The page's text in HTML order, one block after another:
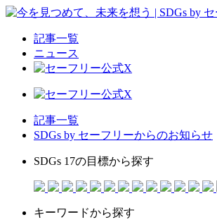
記事一覧
ニュース
記事一覧
SDGs by セーフリーからのお知らせ
SDGs 17の目標から探す
キーワードから探す